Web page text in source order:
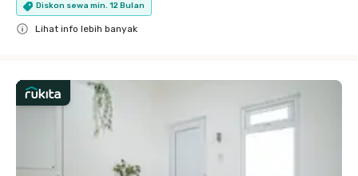
Diskon sewa min. 12 Bulan
Lihat info lebih banyak